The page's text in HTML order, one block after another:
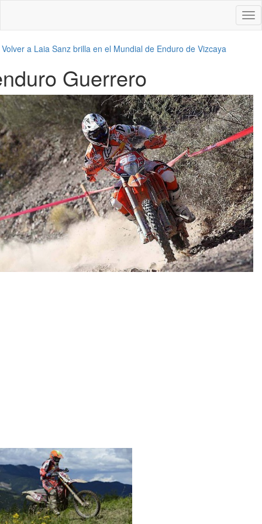
Volver a Laia Sanz brilla en el Mundial de Enduro de Vizcaya
Guerrero